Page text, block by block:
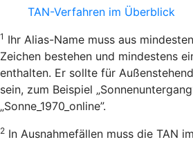
TAN-Verfahren im Überblick
1 Ihr Alias-Name muss aus
Zeichen bestehen und mindestens
enthalten. Er sollte für
sein, zum Beispiel
„Sonne_1970_online”.
2 In Ausnahmefällen muss die TAN